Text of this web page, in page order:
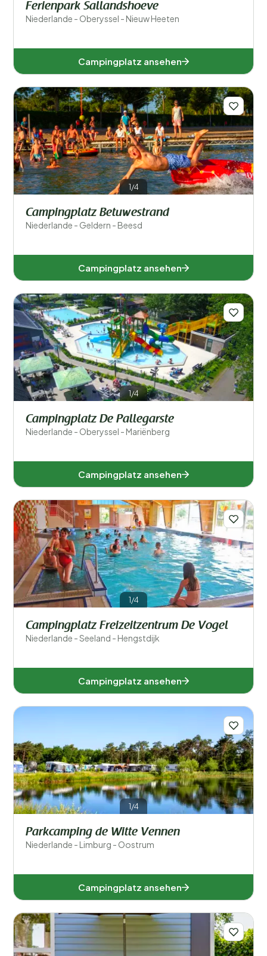
Ferienpark Sallandshoeve
Niederlande - Oberyssel - Nieuw Heeten
Campingplatz ansehen
1/4
Campingplatz Betuwestrand
Niederlande - Geldern - Beesd
Campingplatz ansehen
1/4
Campingplatz De Pallegarste
Niederlande - Oberyssel - Mariënberg
Campingplatz ansehen
1/4
Campingplatz Freizeitzentrum De Vogel
Niederlande - Seeland - Hengstdijk
Campingplatz ansehen
1/4
Parkcamping de Witte Vennen
Niederlande - Limburg - Oostrum
Campingplatz ansehen